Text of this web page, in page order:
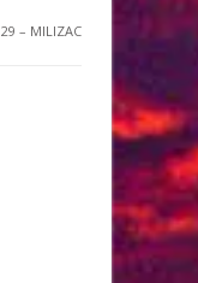
29 – MILIZAC